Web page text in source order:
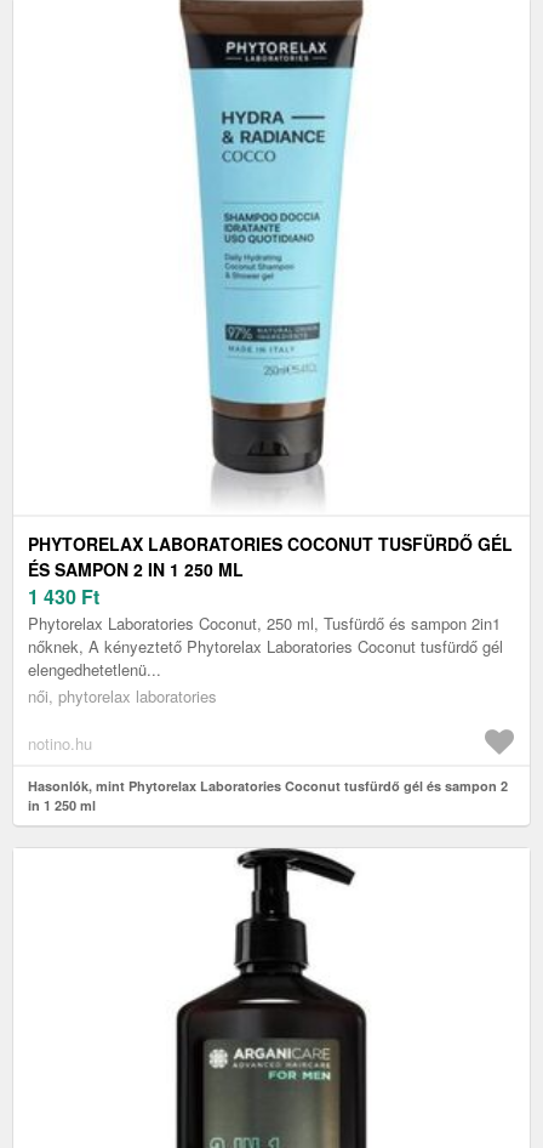
PHYTORELAX LABORATORIES COCONUT TUSFÜRDŐ GÉL
ÉS SAMPON 2 IN 1 250 ML
1 430 Ft
Phytorelax Laboratories Coconut, 250 ml, Tusfürdő és sampon 2in1
nőknek, A kényeztető Phytorelax Laboratories Coconut tusfürdő gél
elengedhetetlenü...
női, phytorelax laboratories
notino.hu
Hasonlók, mint Phytorelax Laboratories Coconut tusfürdő gél és sampon 2
in 1 250 ml